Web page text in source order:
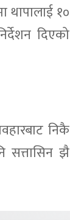
थापालाई १०
दिएको
निकै
झै